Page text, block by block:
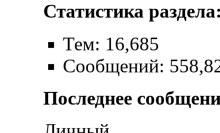
Статистика
Тем: 16,685
Сообщений:
Последнее